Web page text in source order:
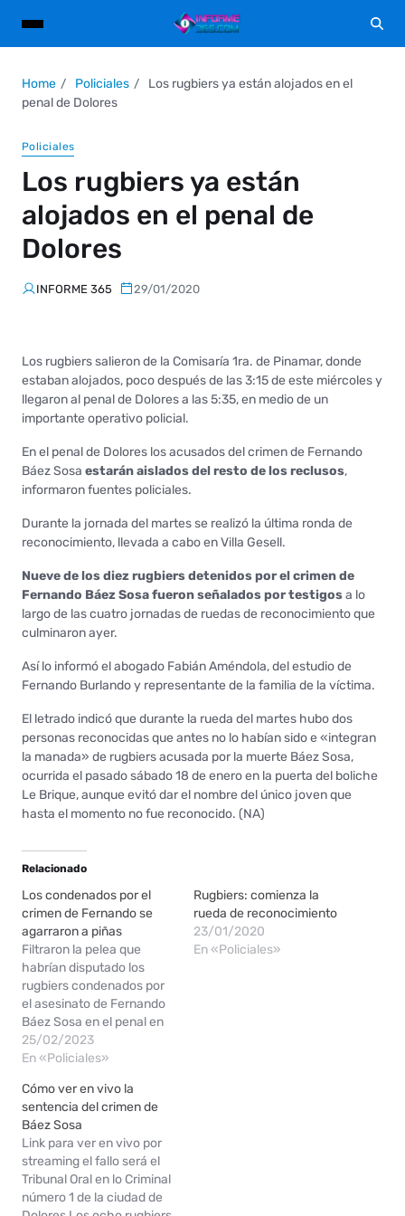
Home Policiales
Los rugbiers ya están alojados en el
penal de Dolores
Policiales
Los rugbiers ya están
alojados en el penal de
Dolores
INFORME 365 29/01/2020
Los rugbiers salieron de la Comisaría 1ra. de Pinamar, donde
estaban alojados, poco después de las 3:15 de este miércoles y
llegaron al penal de Dolores a las 5:35, en medio de un
importante operativo policial.
En el penal de Dolores los acusados del crimen de Fernando
Báez Sosa estarán aislados del resto de los reclusos,
informaron fuentes policiales.
Durante la jornada del martes se realizó la última ronda de
reconocimiento, llevada a cabo en Villa Gesell.
Nueve de los diez rugbiers detenidos por el crimen de
Fernando Báez Sosa fueron señalados por testigosa lo
largo de las cuatro jornadas de ruedas de reconocimiento que
culminaron ayer.
Así lo informó el abogado Fabián Améndola, del estudio de
Fernando Burlando y representante de la familia de la víctima.
El letrado indicó que durante la rueda del martes hubo dos
personas reconocidas que antes no lo habían sido e «integran
la manada» de rugbiers acusada por la muerte Báez Sosa,
ocurrida el pasado sábado 18 de enero en la puerta del boliche
Le Brique, aunque evitó dar el nombre del único joven que
hasta el momento no fue reconocido. (NA)
Relacionado
Los condenados por el
crimen de Fernando se
agarraron a piñas
Filtraron la pelea que
habrían disputado los
rugbiers condenados por
el asesinato de Fernando
Báez Sosa en el penal en
donde se encuentran. Al
parecer, todos apuntaron
Hace un tiempo, se supo
que los rugbiers
condenados por el
asesinato de Fernando
Báez Sosa se habían
dividido por…
25/02/2023
En «Policiales»
Rugbiers: comienza la
rueda de reconocimiento
23/01/2020
En «Policiales»
Cómo ver en vivo la
sentencia del crimen de
Báez Sosa
Link para ver en vivo por
streaming el fallo será el
Tribunal Oral en lo Criminal
número 1 de la ciudad de